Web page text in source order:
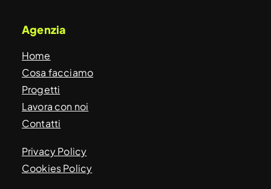
Agenzia
Home
Cosa facciamo
Progetti
Lavora con noi
Contatti
Privacy Policy
Cookies Policy